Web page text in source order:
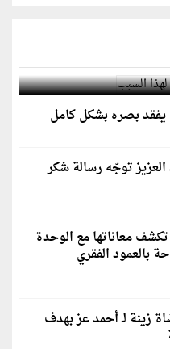
لهذا السبب
بصره بشكل كامل
توجّه رسالة شكر
معاناتها مع الوحدة
بالعمود الفقري
زينة لـ أحمد عز بهدف